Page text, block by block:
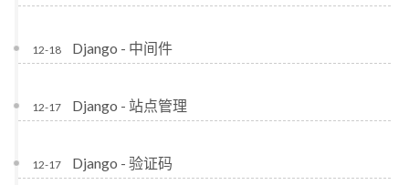
12-18 Django - 中间件
12-17 Django - 站点管理
12-17 Django - 验证码